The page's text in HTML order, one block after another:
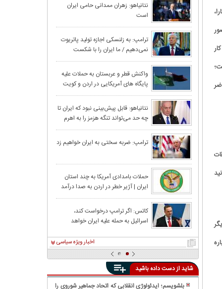
نتانیاهو: زهران ممدانی حامی ایران
است
ترامپ: به زلنسکی اجازه تولید پاتریوت
نمی‌دهیم / ما ایران را با شکست
سختی روبرو می‌کنیم
واکنش قطر و عربستان به حملات علیه
پایگاه های آمریکایی در اردن و کویت
نتانیاهو: قابل پیش‌بینی نبود که ایران تا
چه حد می‌تواند تنگه هزمز را به اهرم
فشار تبدیل کند
ترامپ: ضربه سختی به ایران خواهیم زد
حملات بامدادی آمریکا به چند استان
ایران | آژیر خطر در اردن به صدا درآمد
کاتس: اگر ترامپ درخواست کند،
اسرائیل به حمله علیه ایران خواهد
اخبار ویژه سیاسی
شاید از دست داده باشید
بلشویسم؛ ایدئولوژی انقلابی که اتحاد جماهیر شوروی را